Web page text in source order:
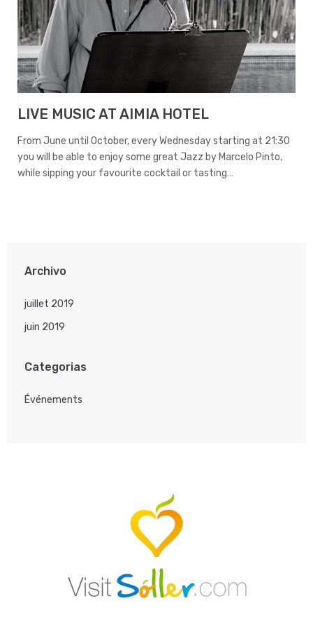
LIVE MUSIC AT AIMIA HOTEL
From June until October, every Wednesday starting at 21:30
you will be able to enjoy some great Jazz by Marcelo Pinto,
while sipping your favourite cocktail or tasting…
Archivo
juillet 2019
juin 2019
Categorias
Événements